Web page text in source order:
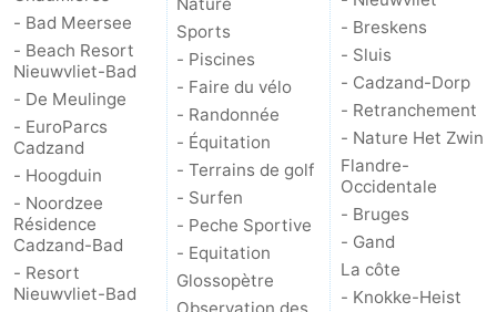
- Bad Meersee
- Beach Resort
Nieuwvliet-Bad
- De Meulinge
- EuroParcs
Cadzand
- Hoogduin
- Noordzee
Résidence
Cadzand-Bad
- Resort
Nieuwvliet-Bad
Nature
Sports
- Piscines
- Faire du vélo
- Randonnée
- Équitation
- Terrains de golf
- Surfen
- Peche Sportive
- Equitation
Glossopètre
- Breskens
- Sluis
- Cadzand-Dorp
- Retranchement
- Nature Het Zwin
Flandre-
Occidentale
- Bruges
- Gand
La côte
- Knokke-Heist